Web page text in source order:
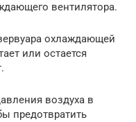
вентилятора.
охлаждающей
или остается
воздуха в
предотвратить